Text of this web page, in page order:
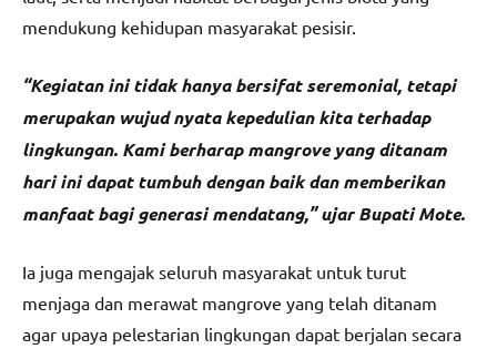
mendukung kehidupan masyarakat pesisir.
“Kegiatan ini tidak hanya bersifat seremonial, tetapi
merupakan wujud nyata kepedulian kita terhadap
lingkungan. Kami berharap mangrove yang ditanam
hari ini dapat tumbuh dengan baik dan memberikan
manfaat bagi generasi mendatang,” ujar Bupati Mote.
Ia juga mengajak seluruh masyarakat untuk turut
menjaga dan merawat mangrove yang telah ditanam
agar upaya pelestarian lingkungan dapat berjalan secara